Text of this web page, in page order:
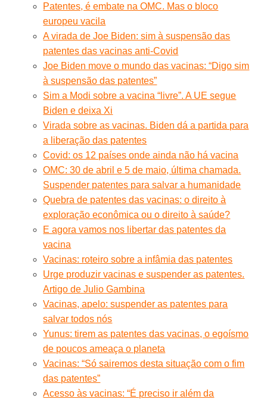
Patentes, é embate na OMC. Mas o bloco
europeu vacila
A virada de Joe Biden: sim à suspensão das
patentes das vacinas anti-Covid
Joe Biden move o mundo das vacinas: “Digo sim
à suspensão das patentes”
Sim a Modi sobre a vacina “livre”. A UE segue
Biden e deixa Xi
Virada sobre as vacinas. Biden dá a partida para
a liberação das patentes
Covid: os 12 países onde ainda não há vacina
OMC: 30 de abril e 5 de maio, última chamada.
Suspender patentes para salvar a humanidade
Quebra de patentes das vacinas: o direito à
exploração econômica ou o direito à saúde?
E agora vamos nos libertar das patentes da
vacina
Vacinas: roteiro sobre a infâmia das patentes
Urge produzir vacinas e suspender as patentes.
Artigo de Julio Gambina
Vacinas, apelo: suspender as patentes para
salvar todos nós
Yunus: tirem as patentes das vacinas, o egoísmo
de poucos ameaça o planeta
Vacinas: “Só sairemos desta situação com o fim
das patentes”
Acesso às vacinas: “É preciso ir além da